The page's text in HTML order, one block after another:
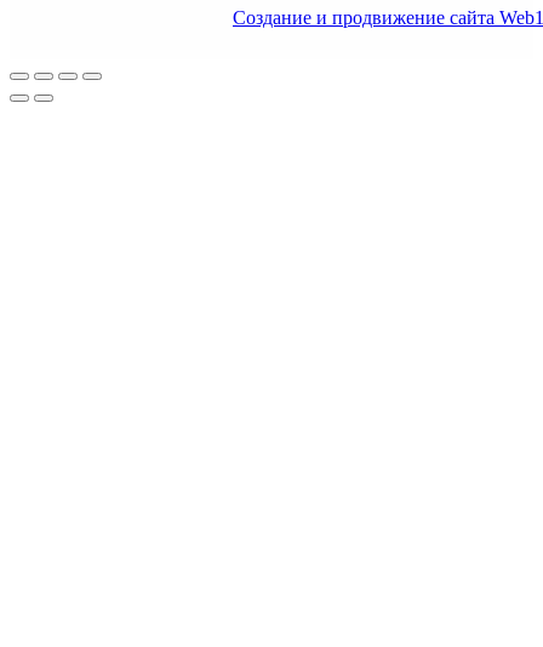
Создание и продвижение сайта